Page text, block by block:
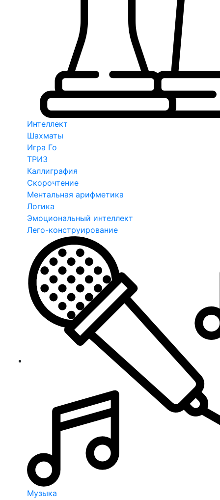
Интеллект
Шахматы
Игра Го
ТРИЗ
Каллиграфия
Скорочтение
Ментальная арифметика
Логика
Эмоциональный интеллект
Лего-конструирование
Музыка